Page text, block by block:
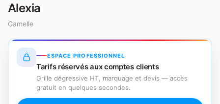
Alexia
Gamelle
ESPACE PROFESSIONNEL
Tarifs réservés aux comptes clients
Grille dégressive HT, marquage et devis — accès
gratuit en quelques secondes.